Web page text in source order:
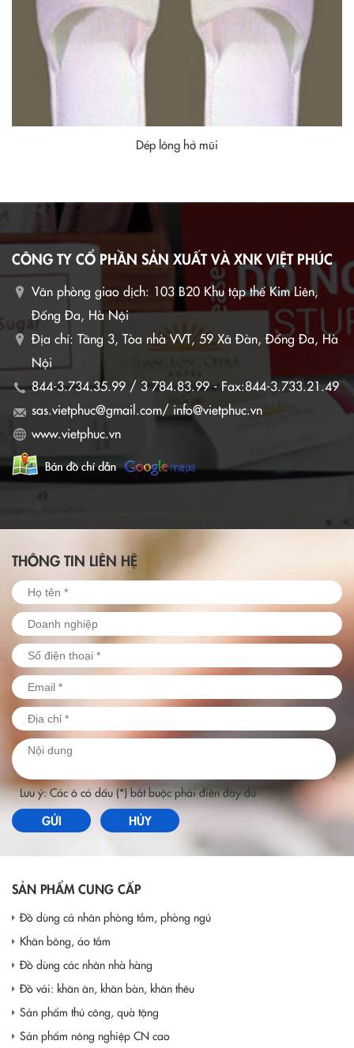
Dép lông hở mũi
CÔNG TY CỔ PHẦN SẢN XUẤT VÀ XNK VIỆT PHÚC
Văn phòng giao dịch: 103 B20 Khu tập thể Kim Liên,
Đống Đa, Hà Nội
Địa chỉ: Tầng 3, Tòa nhà VVT, 59 Xã Đàn, Đống Đa, Hà
Nội
844-3.734.35.99 / 3 784.83.99 - Fax:844-3.733.21.49
sas.vietphuc@gmail.com/ info@vietphuc.vn
www.vietphuc.vn
THÔNG TIN LIÊN HỆ
Lưu ý: Các ô có dấu (*) bắt buộc phải điền đầy đủ
GỬI HỦY
SẢN PHẨM CUNG CẤP
Đồ dùng cá nhân phòng tắm, phòng ngủ
Khăn bông, áo tắm
Đồ dùng các nhân nhà hàng
Đồ vải: khăn ăn, khăn bàn, khăn thêu
Sản phẩm thủ công, quà tặng
Sản phẩm nông nghiệp CN cao